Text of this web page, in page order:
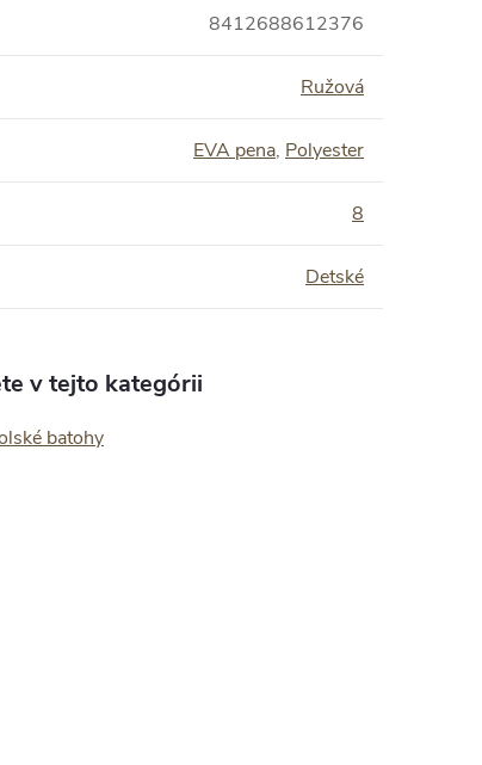
8412688612376
Ružová
EVA pena, Polyester
8
Detské
v tejto kategórii
batohy